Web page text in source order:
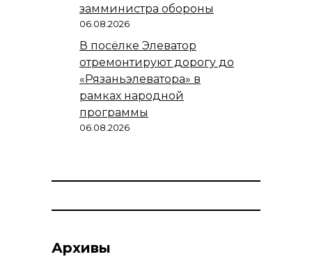
замминистра обороны
06.08.2026
В посёлке Элеватор
отремонтируют дорогу до
«Рязаньэлеватора» в
рамках народной
программы
06.08.2026
Архивы